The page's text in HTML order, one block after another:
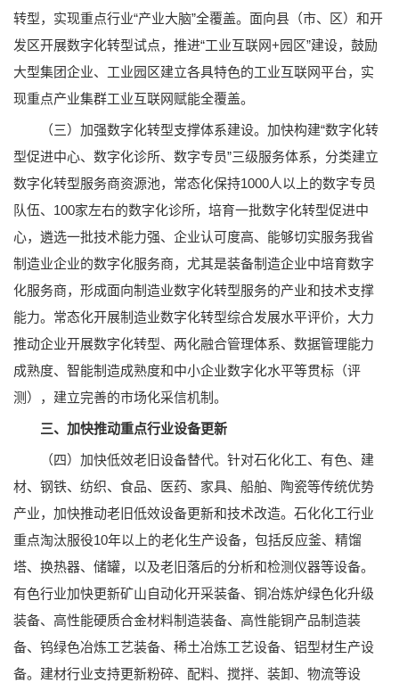
转型，实现重点行业“产业大脑”全覆盖。面向县（市、区）和开
发区开展数字化转型试点，推进“工业互联网+园区”建设，鼓励
大型集团企业、工业园区建立各具特色的工业互联网平台，实
现重点产业集群工业互联网赋能全覆盖。
（三）加强数字化转型支撑体系建设。加快构建“数字化转
型促进中心、数字化诊所、数字专员”三级服务体系，分类建立
数字化转型服务商资源池，常态化保持1000人以上的数字专员
队伍、100家左右的数字化诊所，培育一批数字化转型促进中
心，遴选一批技术能力强、企业认可度高、能够切实服务我省
制造业企业的数字化服务商，尤其是装备制造企业中培育数字
化服务商，形成面向制造业数字化转型服务的产业和技术支撑
能力。常态化开展制造业数字化转型综合发展水平评价，大力
推动企业开展数字化转型、两化融合管理体系、数据管理能力
成熟度、智能制造成熟度和中小企业数字化水平等贯标（评
测），建立完善的市场化采信机制。
三、加快推动重点行业设备更新
（四）加快低效老旧设备替代。针对石化化工、有色、建
材、钢铁、纺织、食品、医药、家具、船舶、陶瓷等传统优势
产业，加快推动老旧低效设备更新和技术改造。石化化工行业
重点淘汰服役10年以上的老化生产设备，包括反应釜、精馏
塔、换热器、储罐，以及老旧落后的分析和检测仪器等设备。
有色行业加快更新矿山自动化开采装备、铜冶炼炉绿色化升级
装备、高性能硬质合金材料制造装备、高性能铜产品制造装
备、钨绿色冶炼工艺装备、稀土冶炼工艺设备、铝型材生产设
备。建材行业支持更新粉碎、配料、搅拌、装卸、物流等设